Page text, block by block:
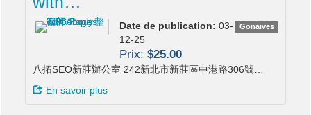
Gonaïves
Date de publication: 03-
12-25
Prix: $25.00
八拓SEO新莊辦公室 242新北市新莊區中港路306號…
En savoir plus